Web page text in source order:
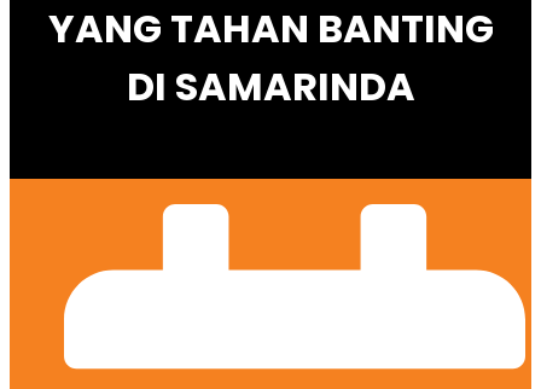
YANG TAHAN BANTING
DI SAMARINDA